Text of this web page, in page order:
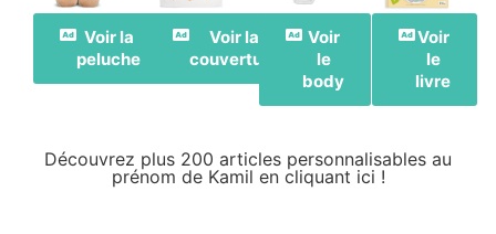
Voir la
peluche
Voir la
couverture
Voir
le
body
Voir
le
livre
Découvrez plus 200 articles personnalisables au
prénom de Kamil en cliquant ici !